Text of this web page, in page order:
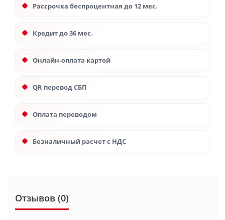
Рассрочка беспроцентная до 12 мес.
Кредит до 36 мес.
Онлайн-оплата картой
QR перевод СБП
Оплата переводом
Безналичный расчет с НДС
Отзывов (0)